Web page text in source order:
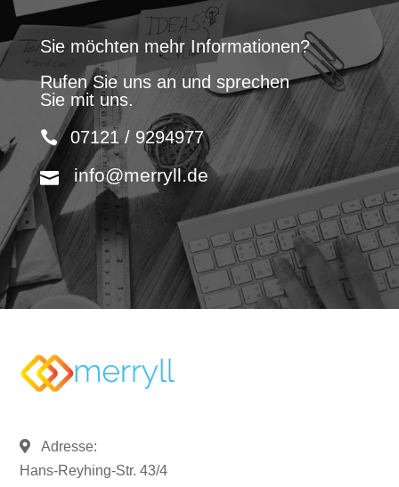
Sie möchten mehr Informationen?
Rufen Sie uns an und sprechen
Sie mit uns.
07121 / 9294977
info@merryll.de
Adresse:
Hans-Reyhing-Str. 43/4